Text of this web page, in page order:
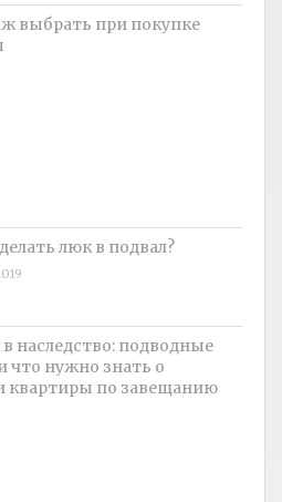
выбрать при покупке
люк в подвал?
наследство: подводные
что нужно знать о
квартиры по завещанию